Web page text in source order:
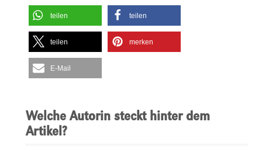
teilen teilen
teilen merken
E-Mail
Welche Autorin steckt hinter dem
Artikel?